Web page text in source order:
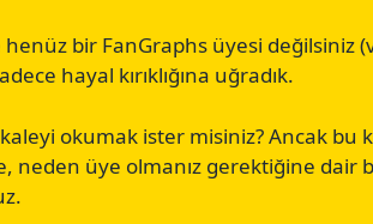
bir FanGraphs üyesi değilsiniz
hayal kırıklığına uğradık.
okumak ister misiniz? Ancak
neden üye olmanız gerektiğine dair